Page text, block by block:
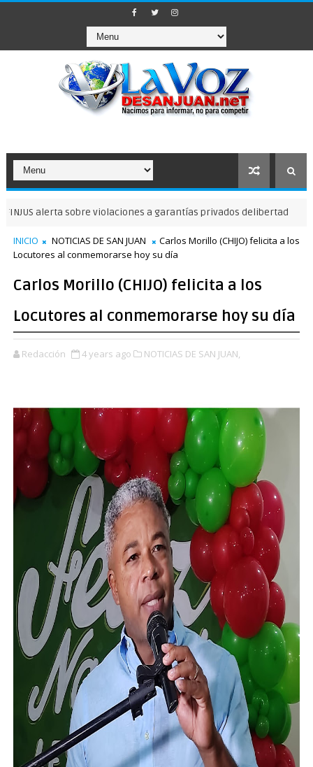
sobre violaciones a garantías privados delibertad NOTICIAS
INICIO NOTICIAS DE SAN JUAN
Carlos Morillo (CHIJO) felicita a los
Locutores al conmemorarse hoy su día
Carlos Morillo (CHIJO) felicita a los
Locutores al conmemorarse hoy su día
Redacción 4 years ago NOTICIAS DE SAN JUAN,